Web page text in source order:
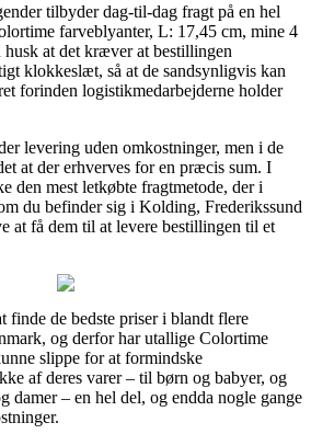
tilbyder dag-til-dag fragt på en hel
farveblyanter, L: 17,45 cm, mine 4
at det kræver at bestillingen
klokkeslæt, så at de sandsynligvis kan
forinden logistikmedarbejderne holder
levering uden omkostninger, men i de
at der erhverves for en præcis sum. I
den mest letkøbte fragtmetode, der i
du befinder sig i Kolding, Frederikssund
at få dem til at levere bestillingen til et
finde de bedste priser i blandt flere
og derfor har utallige Colortime
slippe for at formindske
af deres varer – til børn og babyer, og
damer – en hel del, og endda nogle gange